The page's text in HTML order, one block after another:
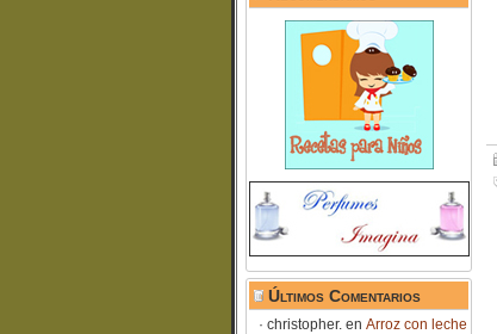
Últimos Comentarios
christopher. en Arroz con leche